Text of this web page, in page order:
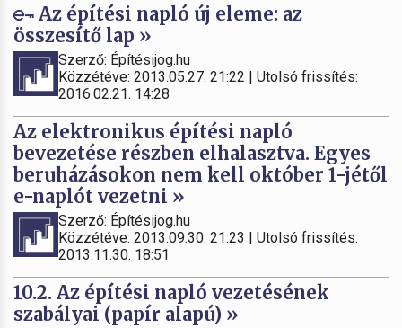
Az építési napló új eleme: az
összesítő lap »
Szerző: Építésijog.hu
Közzétéve: 2013.05.27. 21:22 | Utolsó frissítés:
2016.02.21. 14:28
Az elektronikus építési napló
bevezetése részben elhalasztva. Egyes
beruházásokon nem kell október 1-jétől
e-naplót vezetni »
Szerző: Építésijog.hu
Közzétéve: 2013.09.30. 21:23 | Utolsó frissítés:
2013.11.30. 18:51
10.2. Az építési napló vezetésének
szabályai (papír alapú) »